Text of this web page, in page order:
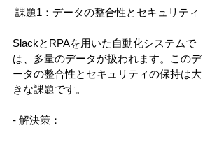
課題1：データの整合性とセキュリティ
SlackとRPAを用いた自動化システムで
は、多量のデータが扱われます。このデ
ータの整合性とセキュリティの保持は大
きな課題です。
- 解決策：